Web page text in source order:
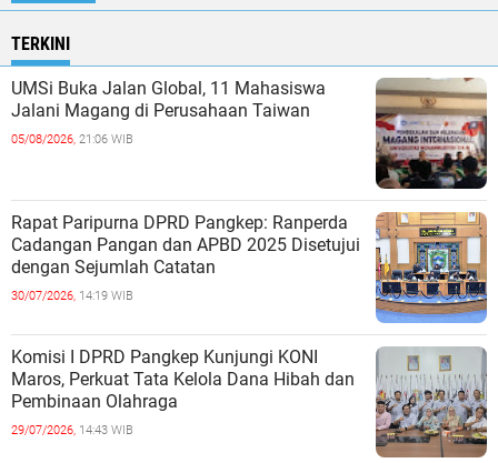
TERKINI
UMSi Buka Jalan Global, 11 Mahasiswa
Jalani Magang di Perusahaan Taiwan
05/08/2026, 21:06 WIB
Rapat Paripurna DPRD Pangkep: Ranperda
Cadangan Pangan dan APBD 2025 Disetujui
dengan Sejumlah Catatan
30/07/2026, 14:19 WIB
Komisi I DPRD Pangkep Kunjungi KONI
Maros, Perkuat Tata Kelola Dana Hibah dan
Pembinaan Olahraga
29/07/2026, 14:43 WIB